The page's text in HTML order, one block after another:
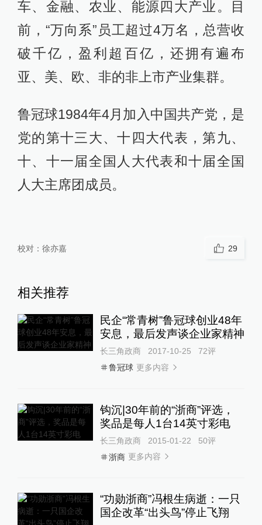
车、金融、农业、能源四大产业。目
前，“万向系”员工超过4万名，总营收
破千亿，盈利超百亿，还拥有遍布
亚、美、欧、非的非上市产业集群。
鲁冠球1984年4月加入中国共产党，是
党的第十三大、十四大代表，第九、
十、十一届全国人大代表和十届全国
人大主席团成员。
校对： 徐亦嘉 29
相关推荐
民企“常青树”鲁冠球创业48年
安息，最后发声谈企业家精神
长三角政商 2017-10-25 72评
鲁冠球 更多内容
钩沉|30年前的“浙商”评选，
奖品是每人1台14英寸彩电
长三角政商 2015-01-22 50评
浙商 更多内容
“功勋浙商”冯根生病逝：一只
国企改革“出头鸟”停止飞翔